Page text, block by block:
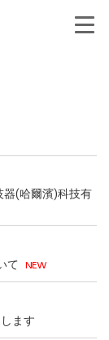
(哈爾濱)科技有
て
ます